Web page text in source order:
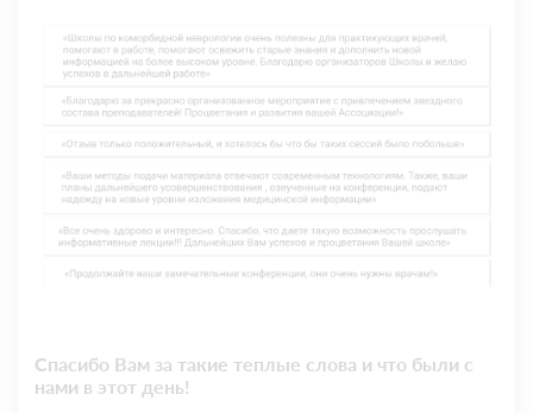
Спасибо Вам за такие теплые слова и что были с
нами в этот день!